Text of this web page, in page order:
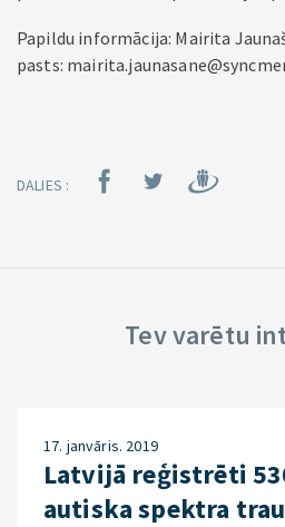
Papildu informācija: Mairita
pasts:
DALIES :
Tev varētu
17. janvāris. 2019
Latvijā reģistrēti
autiska spektra